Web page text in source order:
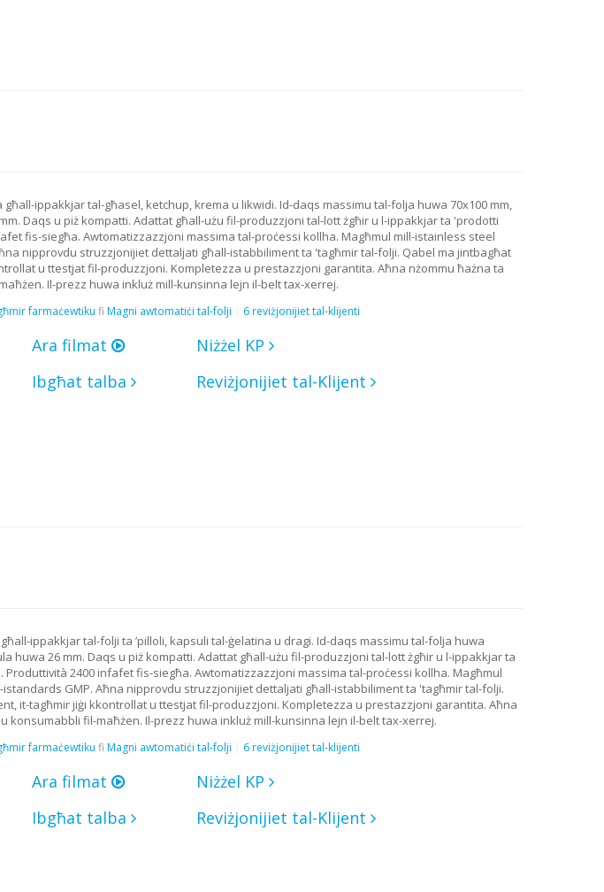
ippakkjar tal-għasel, ketchup, krema u likwidi. Id-daqs massimu tal-folja huwa 70x100 mm,
Daqs u piż kompatti. Adattat għall-użu fil-produzzjoni tal-lott żgħir u l-ippakkjar ta 'prodotti
fis-siegħa. Awtomatizzazzjoni massima tal-proċessi kollha. Magħmul mill-istainless steel
nipprovdu struzzjonijiet dettaljati għall-istabbiliment ta 'tagħmir tal-folji. Qabel ma jintbagħat
​​u ttestjat fil-produzzjoni. Kompletezza u prestazzjoni garantita. Aħna nżommu ħażna ta
Il-prezz huwa inkluż mill-kunsinna lejn il-belt tax-xerrej.
farmaċewtiku fi Magni awtomatiċi tal-folji 6 reviżjonijiet tal-klijenti
Ara filmat
Niżżel KP
Ibgħat talba Reviżjonijiet tal-Klijent
ippakkjar tal-folji ta ’pilloli, kapsuli tal-ġelatina u dragi. Id-daqs massimu tal-folja huwa
huwa 26 mm. Daqs u piż kompatti. Adattat għall-użu fil-produzzjoni tal-lott żgħir u l-ippakkjar ta
Produttività 2400 infafet fis-siegħa. Awtomatizzazzjoni massima tal-proċessi kollha. Magħmul
GMP. Aħna nipprovdu struzzjonijiet dettaljati għall-istabbiliment ta 'tagħmir tal-folji.
it-tagħmir jiġi kkontrollat ​​u ttestjat fil-produzzjoni. Kompletezza u prestazzjoni garantita. Aħna
konsumabbli fil-maħżen. Il-prezz huwa inkluż mill-kunsinna lejn il-belt tax-xerrej.
farmaċewtiku fi Magni awtomatiċi tal-folji 6 reviżjonijiet tal-klijenti
Ara filmat
Niżżel KP
Ibgħat talba Reviżjonijiet tal-Klijent